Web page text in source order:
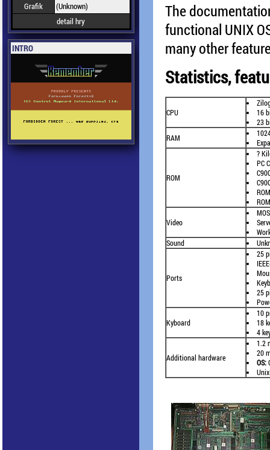
Grafik
(Unknown)
detail hry
INTRO
The
functional UNIX
many other
Statistics,
CPU
16
23
RAM
ROM
?
PC
Video
Sound
Ports
25
25
Kyboard
10
18
4
Additional hardware
1.2
20
OS: